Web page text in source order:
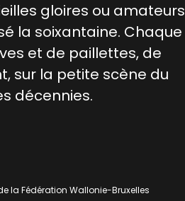
gloires ou amateurs
la soixantaine. Chaque
et de paillettes, de
sur la petite scène du
décennies.
la Fédération Wallonie-Bruxelles